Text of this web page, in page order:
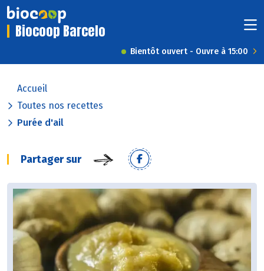
Biocoop Barcelo
Bientôt ouvert - Ouvre à 15:00
Accueil
Toutes nos recettes
Purée d'ail
Partager sur